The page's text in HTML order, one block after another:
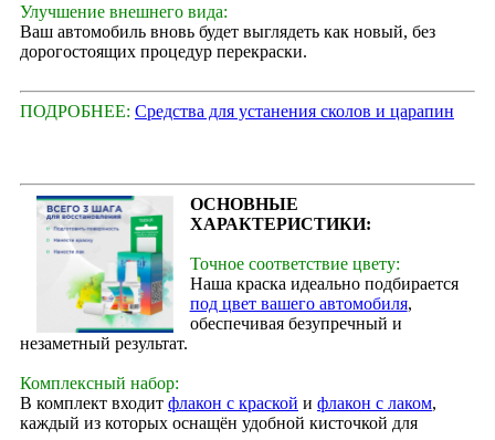
Улучшение внешнего вида:
Ваш автомобиль вновь будет выглядеть как новый, без
дорогостоящих процедур перекраски.
ПОДРОБНЕЕ: Средства для устанения сколов и царапин
ОСНОВНЫЕ
ХАРАКТЕРИСТИКИ:
Точное соответствие цвету:
Наша краска идеально подбирается
под цвет вашего автомобиля,
обеспечивая безупречный и
незаметный результат.
Комплексный набор:
В комплект входит флакон с краской и флакон с лаком,
каждый из которых оснащён удобной кисточкой для